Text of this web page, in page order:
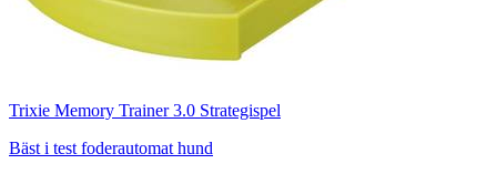
Trixie Memory Trainer 3.0 Strategispel
Bäst i test foderautomat hund